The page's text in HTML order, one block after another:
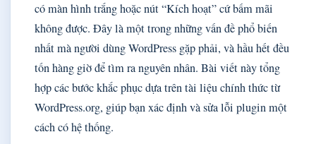
có màn hình trắng hoặc nút “Kích hoạt” cứ bấm mãi
không được. Đây là một trong những vấn đề phổ biến
nhất mà người dùng WordPress gặp phải, và hầu hết đều
tốn hàng giờ để tìm ra nguyên nhân. Bài viết này tổng
hợp các bước khắc phục dựa trên tài liệu chính thức từ
WordPress.org, giúp bạn xác định và sửa lỗi plugin một
cách có hệ thống.